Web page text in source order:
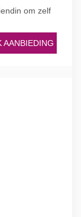
om zelf
AANBIEDING